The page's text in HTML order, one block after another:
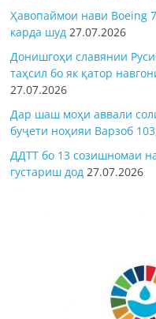
Ҳавопаймои нави Boeing
карда шуд 27.07.2026
Донишгоҳи славянии
таҳсил бо як қатор
27.07.2026
Дар шаш моҳи аввали
буҷети ноҳияи Варзоб
ДДТТ бо 13 созишномаи
густариш дод 27.07.2026